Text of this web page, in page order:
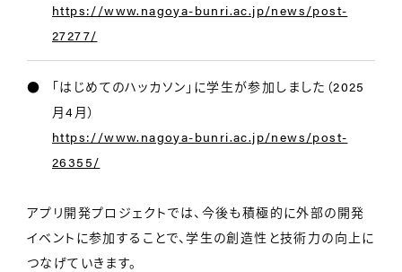
https://www.nagoya-bunri.ac.jp/news/post-
27277/
「はじめてのハッカソン」に学生が参加しました（2025
月4月）
https://www.nagoya-bunri.ac.jp/news/post-
26355/
アプリ開発プロジェクトでは、今後も積極的に外部の開発
イベントに参加することで、学生の創造性と技術力の向上に
つなげていきます。